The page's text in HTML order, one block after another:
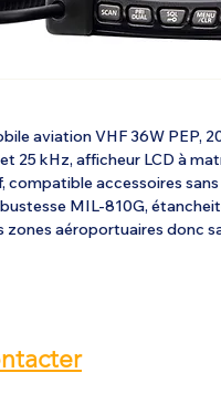
aviation VHF 36W PEP,
25 kHz, afficheur LCD à
compatible accessoires
MIL-810G,
zones aéroportuaires donc